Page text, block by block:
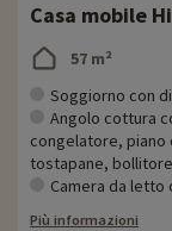
Casa mobile
57 m²
Soggiorno con
Angolo cottura
congelatore, piano
tostapane,
Camera da letto
Più informazioni